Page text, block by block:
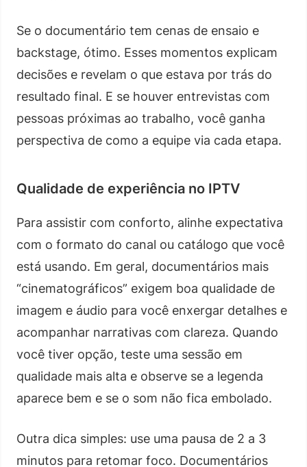
Se o documentário tem cenas de ensaio e
backstage, ótimo. Esses momentos explicam
decisões e revelam o que estava por trás do
resultado final. E se houver entrevistas com
pessoas próximas ao trabalho, você ganha
perspectiva de como a equipe via cada etapa.
Qualidade de experiência no IPTV
Para assistir com conforto, alinhe expectativa
com o formato do canal ou catálogo que você
está usando. Em geral, documentários mais
“cinematográficos” exigem boa qualidade de
imagem e áudio para você enxergar detalhes e
acompanhar narrativas com clareza. Quando
você tiver opção, teste uma sessão em
qualidade mais alta e observe se a legenda
aparece bem e se o som não fica embolado.
Outra dica simples: use uma pausa de 2 a 3
minutos para retomar foco. Documentários